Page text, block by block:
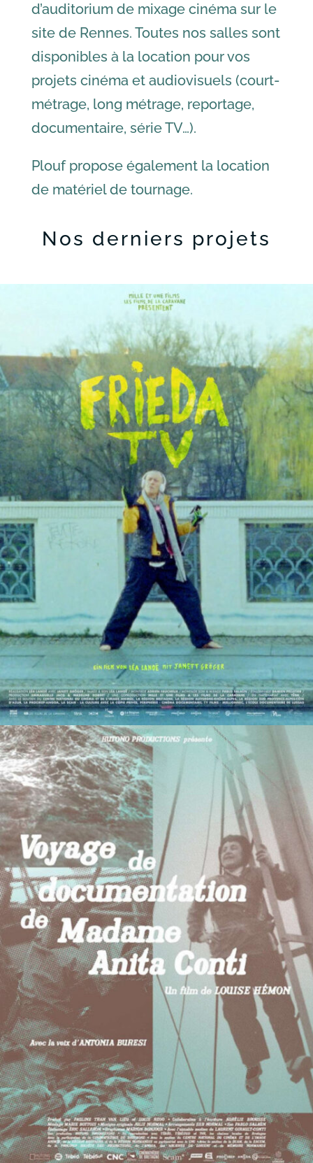
d’auditorium de mixage cinéma sur le
site de Rennes. Toutes nos salles sont
disponibles à la location pour vos
projets cinéma et audiovisuels (court-
métrage, long métrage, reportage,
documentaire, série TV…).
Plouf propose également la location
de matériel de tournage.
Nos derniers projets